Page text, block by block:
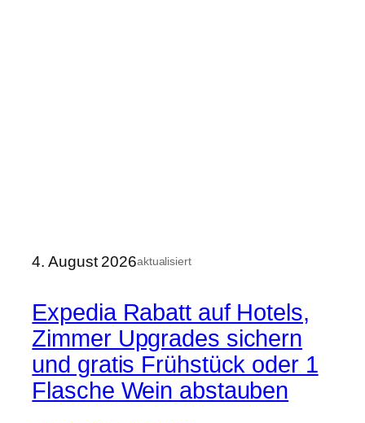
4. August 2026aktualisiert
Expedia Rabatt auf Hotels,
Zimmer Upgrades sichern
und gratis Frühstück oder 1
Flasche Wein abstauben